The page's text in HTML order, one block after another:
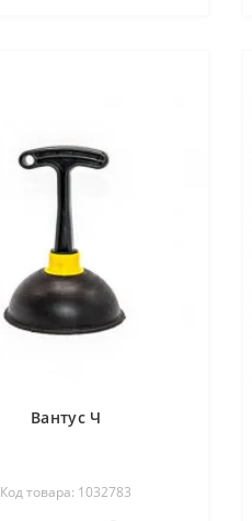
Вантус Ч
Код товара: 1032783